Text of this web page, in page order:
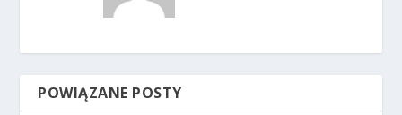
POWIĄZANE POSTY